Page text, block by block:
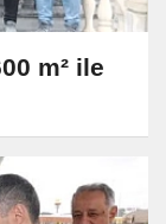
m² ile